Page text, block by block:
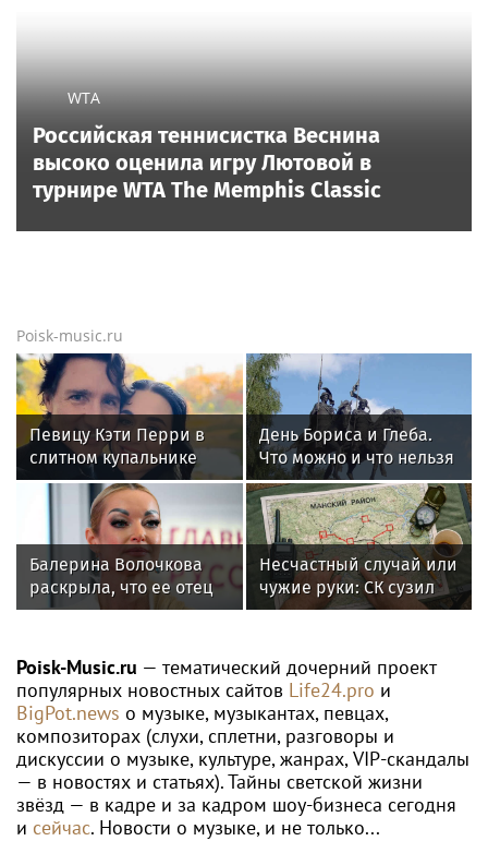
WTA
Российская теннисистка Веснина
высоко оценила игру Лютовой в
турнире WTA The Memphis Classic
Poisk-music.ru
Певицу Кэти Перри в
слитном купальнике
подловили на пляже с
Трюдо
День Бориса и Глеба.
Что можно и что нельзя
делать 6 августа 2026
года
Балерина Волочкова
раскрыла, что ее отец
не может
инсульта
Несчастный случай или
чужие руки: СК сузил
загадку Усольцевых до
Poisk-Music.ru — тематический дочерний проект
популярных новостных сайтов Life24.pro и
BigPot.news о музыке, музыкантах, певцах,
композиторах (слухи, сплетни, разговоры и
дискуссии о музыке, культуре, жанрах, VIP-скандалы
— в новостях и статьях). Тайны светской жизни
звёзд — в кадре и за кадром шоу-бизнеса сегодня
и сейчас. Новости о музыке, и не только...